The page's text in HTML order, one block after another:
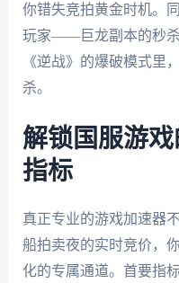
你错失竞拍黄金时机。
玩家——巨龙副本的秒
《逆战》的爆破模式里
杀。
解锁国服游
指标
真正专业的游戏加速器
船拍卖夜的实时竞价，
化的专属通道。首要指